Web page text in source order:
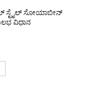
ಸ್ಟೈಲ್ ಸೋಯಾಬೀನ್
ವಿಧಾನ